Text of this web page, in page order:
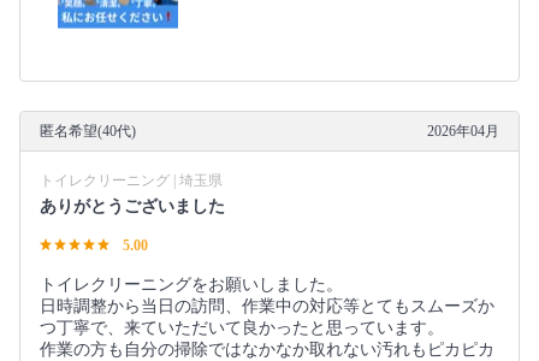
匿名希望(40代) 2026年04月
トイレクリーニング | 埼玉県
ありがとうございました
5.00
トイレクリーニングをお願いしました。
日時調整から当日の訪問、作業中の対応等とてもスムーズか
つ丁寧で、来ていただいて良かったと思っています。
作業の方も自分の掃除ではなかなか取れない汚れもピカピカ